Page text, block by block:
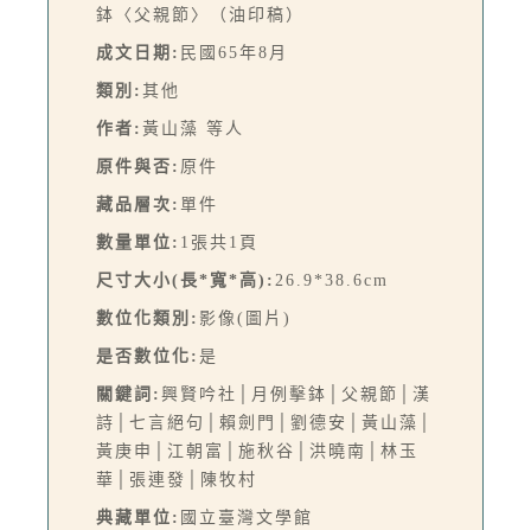
鉢〈父親節〉（油印稿）
成文日期: 民國65年8月
類別: 其他
作者: 黃山藻 等人
原件與否: 原件
藏品層次: 單件
數量單位: 1張共1頁
尺寸大小(長*寬*高): 26.9*38.6cm
數位化類別: 影像(圖片)
是否數位化: 是
關鍵詞: 興賢吟社│月例擊鉢│父親節│漢
詩│七言絕句│賴劍門│劉德安│黃山藻│
黃庚申│江朝富│施秋谷│洪曉南│林玉
華│張連發│陳牧村
典藏單位: 國立臺灣文學館